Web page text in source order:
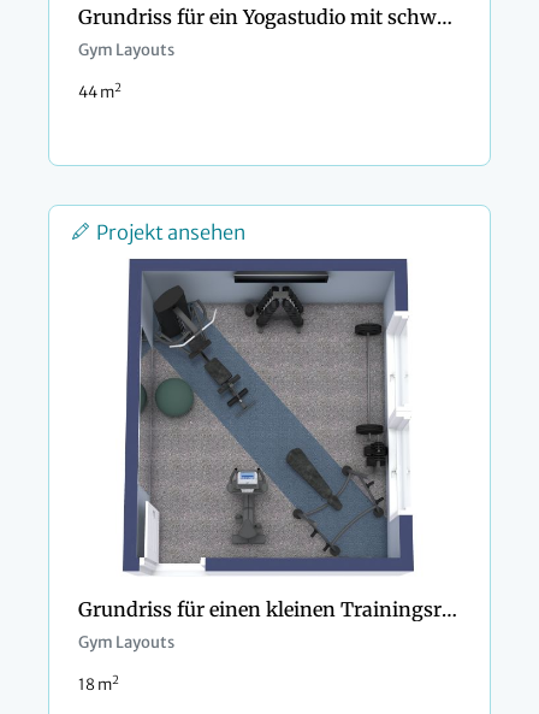
Grundriss für ein Yogastudio mit schwarzen Details
Gym Layouts
44 m2
Projekt ansehen
Grundriss für einen kleinen Trainingsraum
Gym Layouts
18 m2